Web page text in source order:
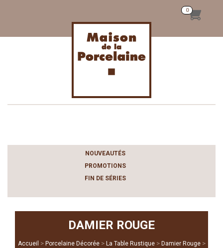
NOUVEAUTÉS
PROMOTIONS
FIN DE SÉRIES
DAMIER ROUGE
Accueil > Porcelaine Décorée > La Table Rustique > Damier Rouge >